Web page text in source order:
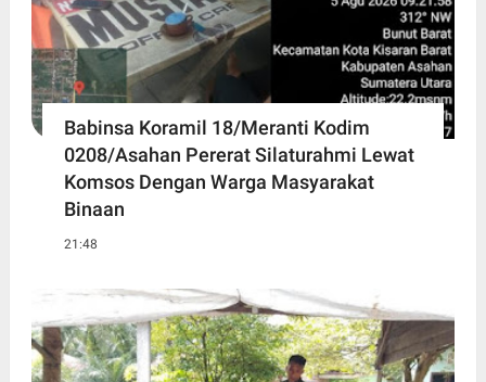
Babinsa Koramil 18/Meranti Kodim
0208/Asahan Pererat Silaturahmi Lewat
Komsos Dengan Warga Masyarakat
Binaan
21:48